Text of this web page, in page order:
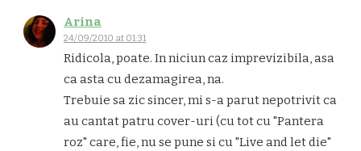
Arina
24/09/2010 at 01:31
Ridicola, poate. In niciun caz imprevizibila, asa
ca asta cu dezamagirea, na.
Trebuie sa zic sincer, mi s-a parut nepotrivit ca
au cantat patru cover-uri (cu tot cu "Pantera
roz" care, fie, nu se pune si cu "Live and let die"